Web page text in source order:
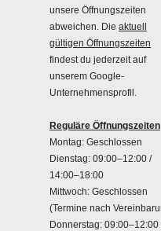
unsere Öffnungszeiten
abweichen. Die aktuell
gültigen Öffnungszeiten
findest du jederzeit auf
unserem Google-
Unternehmensprofil.
Reguläre Öffnungszeiten
Montag: Geschlossen
Dienstag: 09:00–12:00 /
14:00–18:00
Mittwoch: Geschlossen
(Termine nach
Donnerstag: 09:00–12:00